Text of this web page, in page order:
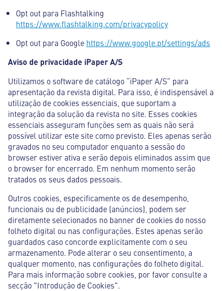
Opt out para Flashtalking
https://www.flashtalking.com/privacypolicy
Opt out para Google https://www.google.pt/settings/ads
Aviso de privacidade iPaper A/S
Utilizamos o software de catálogo “iPaper A/S” para
apresentação da revista digital. Para isso, é indispensável a
utilização de cookies essenciais, que suportam a
integração da solução da revista no site. Esses cookies
essenciais asseguram funções sem as quais não será
possível utilizar este site como previsto. Eles apenas serão
gravados no seu computador enquanto a sessão do
browser estiver ativa e serão depois eliminados assim que
o browser for encerrado. Em nenhum momento serão
tratados os seus dados pessoais.
Outros cookies, especificamente os de desempenho,
funcionais ou de publicidade (anúncios), podem ser
diretamente selecionados no banner de cookies do nosso
folheto digital ou nas configurações. Estes apenas serão
guardados caso concorde explicitamente com o seu
armazenamento. Pode alterar o seu consentimento, a
qualquer momento, nas configurações do folheto digital.
Para mais informação sobre cookies, por favor consulte a
secção "Introdução de Cookies".